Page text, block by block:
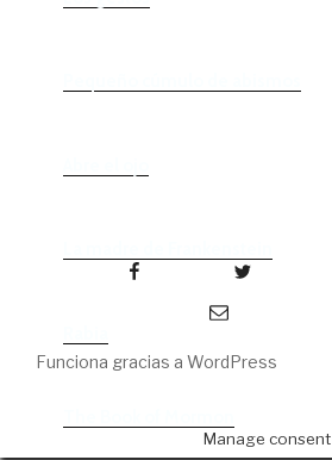
Facebook Twitter
Correo electrónico
Funciona gracias a WordPress
Manage consent